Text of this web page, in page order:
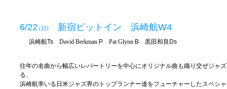
6/22 (日) 新宿ピットイン 浜崎航W4
浜崎航Ts David Berkman P Pat Glynn B 黒田和良 Ds
往年の名曲から幅広いレパートリーを中心にオリジナル曲も織り交ぜジャ
る、
浜崎航率いる日米ジャズ界のトップランナー達をフューチャーしたスペシ